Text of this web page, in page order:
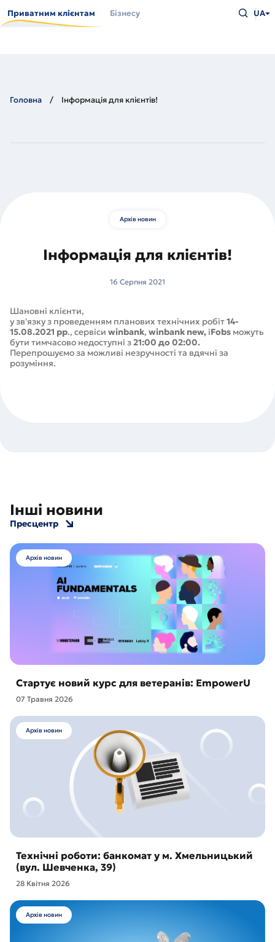
до
основного
Приватним клієнтам Бізнесу
що
UA
Головна Інформація для клієнтів!
Архів новин
Інформація для клієнтів!
16 Серпня 2021
Шановні клієнти,
у зв'язку з проведенням планових технічних робіт14-
15.08.2021 рр., сервіси winbank, winbank new, iFobs можуть
бути тимчасово недоступні з21:00 до 02:00.
Перепрошуємо за можливі незручності та вдячні за
розуміння.
Інші новини
Пресцентр
Архів новин
Стартує новий курс для ветеранів: EmpowerU
07 Травня 2026
Архів новин
Технічні роботи: банкомат у м. Хмельницький
(вул. Шевченка, 39)
28 Квітня 2026
Архів новин